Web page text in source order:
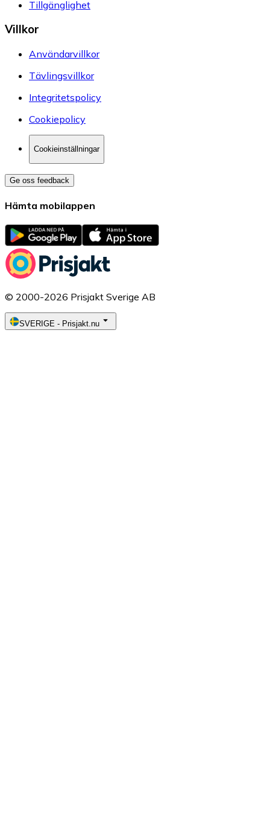
Tillgänglighet
Villkor
Användarvillkor
Tävlingsvillkor
Integritetspolicy
Cookiepolicy
Cookieinställningar
Ge oss feedback
Hämta mobilappen
© 2000-2026 Prisjakt Sverige AB
SVERIGE - Prisjakt.nu